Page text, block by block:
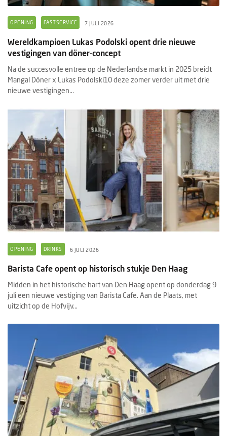
OPENING FASTSERVICE 7 JULI 2026
Wereldkampioen Lukas Podolski opent drie nieuwe
vestigingen van döner-concept
Na de succesvolle entree op de Nederlandse markt in 2025 breidt
Mangal Döner x Lukas Podolski10 deze zomer verder uit met drie
nieuwe vestigingen...
OPENING DRINKS 6 JULI 2026
Barista Cafe opent op historisch stukje Den Haag
Midden in het historische hart van Den Haag opent op donderdag 9
juli een nieuwe vestiging van Barista Cafe. Aan de Plaats, met
uitzicht op de Hofvijv...